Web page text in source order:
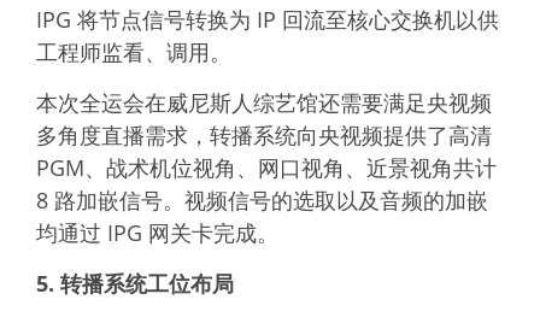
IPG 将节点信号转换为 IP 回流至核心交换机以供
工程师监看、调用。
本次全运会在威尼斯人综艺馆还需要满足央视频
多角度直播需求，转播系统向央视频提供了高清
PGM、战术机位视角、网口视角、近景视角共计
8 路加嵌信号。视频信号的选取以及音频的加嵌
均通过 IPG 网关卡完成。
5. 转播系统工位布局